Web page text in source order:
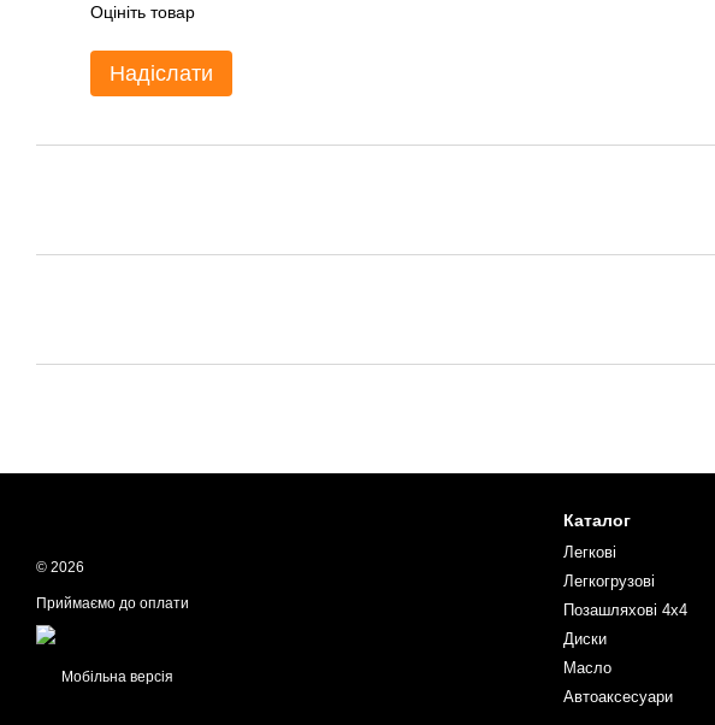
Оцініть товар
Надіслати
© 2026
Приймаємо до оплати
Мобільна версія
Каталог
Легкові
Легкогрузові
Позашляхові 4х4
Диски
Масло
Автоаксесуари